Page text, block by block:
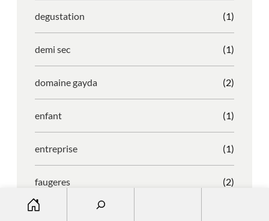
degustation (1)
demi sec (1)
domaine gayda (2)
enfant (1)
entreprise (1)
faugeres (2)
faustino